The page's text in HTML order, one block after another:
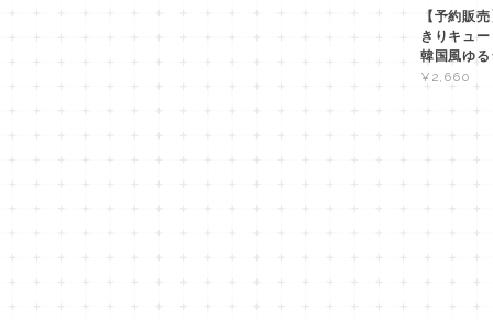
【予約販
きりキュ
韓国風ゆ
¥2,660